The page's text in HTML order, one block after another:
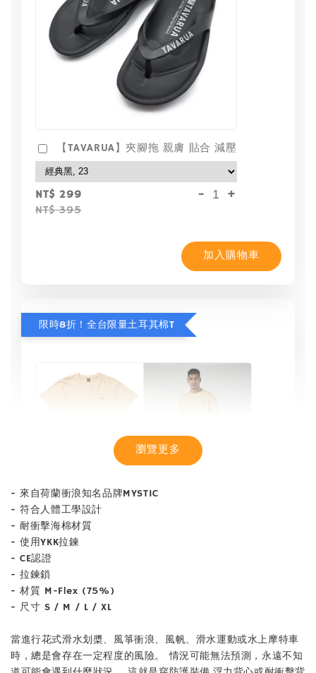
【TAVARUA】夾腳拖 親膚 貼合 減壓
NT$ 299
NT$ 395
- +
加入購物車
限時8折！全台限量土耳其棉T
【MYSTIC】潮流T恤 舒適涼感 土耳其棉
NT$ 899
NT$ 1,080
- +
瀏覽更多
- 來自荷蘭衝浪知名品牌MYSTIC
- 符合人體工學設計
- 耐衝擊海棉材質
- 使用YKK拉鍊
- CE認證
- 拉鍊鎖
- 材質 M-Flex (75%)
- 尺寸 S / M / L / XL
當進行花式滑水划槳、風箏衝浪、風帆、滑水運動或水上摩特車
時，總是會存在一定程度的風險。 情況可能無法預測，永遠不知